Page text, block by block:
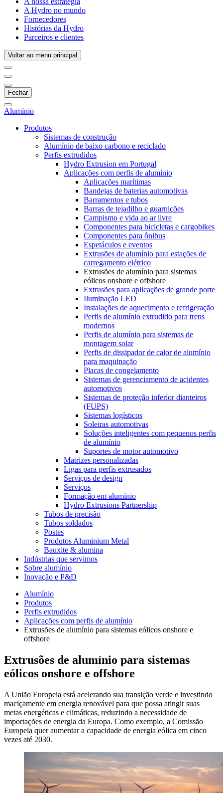
A Hydro no mundo
Fornecedores
Histórias da Hydro
Parceiros e clientes
Voltar ao menu principal
Fechar
Alumínio
Produtos
Sistemas de construção
Alumínio de baixo carbono e reciclado
Perfis extrudidos
Hydro Extrusion em Portugal
Aplicações com perfis de alumínio
Aplicações marítimas
Bandejas de baterias automotivas
Barramentos e tubos
Barras de tejadilho e guarnições
Campismo e vida ao ar livre
Componentes para bicicletas e cargobikes
Componentes para ônibus
Espetáculos e eventos
Extrusões de alumínio para estações de
carregamento elétrico
Extrusões de alumínio para sistemas
eólicos onshore e offshore
Extrusões para aplicações de grande porte
Iluminação LED
Instalações de aquecimento e refrigeração
Perfis de alumínio extrudido para trens
modernos
Perfis de alumínio para sistemas de
montagem solar
Perfis de dissipador de calor de alumínio
para maquinação
Placas de congelamento
Sistemas de gerenciamento de acidentes
automotivos
Sistemas de proteção inferior dianteiros
(FUPS)
Sistemas logísticos
Soleiras automotivas
Soluções inteligentes com pequenos perfis
de alumínio
Suportes de motor automotivo
Matrizes personalizadas
Ligas para perfis extrusados
Serviços de design
Serviços
Formação em alumínio
Hydro Extrusions Partnership
Tubos de precisão
Tubos soldados
Postes
Produtos Aluminium Metal
Bauxite & alumina
Indústrias que servimos
Sobre alumínio
Inovação e P&D
Alumínio
Produtos
Perfis extrudidos
Aplicações com perfis de alumínio
Extrusões de alumínio para sistemas eólicos onshore e
offshore
Extrusões de alumínio para sistemas
eólicos onshore e offshore
A União Europeia está acelerando sua transição verde e investindo
maciçamente em energia renovável para que possa atingir suas
metas energéticas e climáticas, reduzindo a necessidade de
importações de energia da Europa. Como exemplo, a Comissão
Europeia quer aumentar a capacidade de energia eólica em cinco
vezes até 2030.